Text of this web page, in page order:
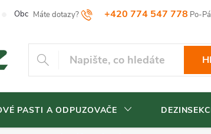
+420 774 547 778
Obchodní podmínky Reklamační řád Vrácení
PASTI A ODPUZOVAČE